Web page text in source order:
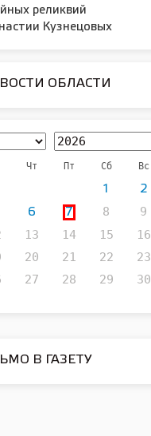
реликвий
Кузнецовых
ОБЛАСТИ
Чт Пт Сб Вс
1 2
6 7 8
9
13 14 15
16
20 21 22
23
27 28 29
30
В ГАЗЕТУ